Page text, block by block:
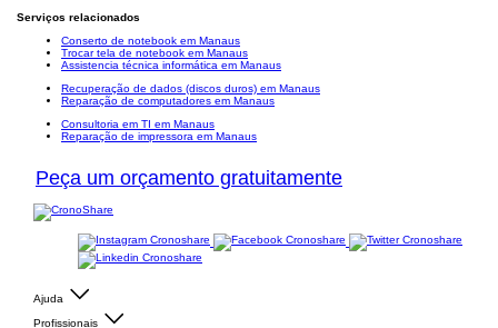
Serviços relacionados
Conserto de notebook em Manaus
Trocar tela de notebook em Manaus
Assistencia técnica informática em Manaus
Recuperação de dados (discos duros) em Manaus
Reparação de computadores em Manaus
Consultoria em TI em Manaus
Reparação de impressora em Manaus
Peça um orçamento gratuitamente
Ajuda
Profissionais